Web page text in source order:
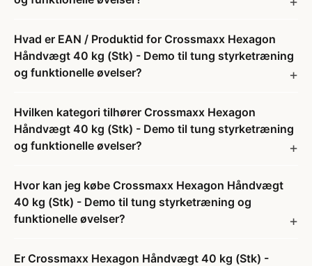
Hvad er EAN / Produktid for Crossmaxx Hexagon
Håndvægt 40 kg (Stk) - Demo til tung styrketræning
og funktionelle øvelser?
Hvilken kategori tilhører Crossmaxx Hexagon
Håndvægt 40 kg (Stk) - Demo til tung styrketræning
og funktionelle øvelser?
Hvor kan jeg købe Crossmaxx Hexagon Håndvægt
40 kg (Stk) - Demo til tung styrketræning og
funktionelle øvelser?
Er Crossmaxx Hexagon Håndvægt 40 kg (Stk) -